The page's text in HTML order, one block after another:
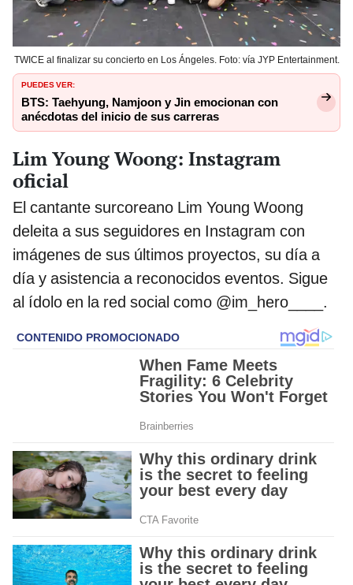
TWICE al finalizar su concierto en Los Ángeles. Foto: vía JYP Entertainment.
PUEDES VER:
BTS: Taehyung, Namjoon y Jin emocionan con
anécdotas del inicio de sus carreras
Lim Young Woong: Instagram
oficial
El cantante surcoreano Lim Young Woong
deleita a sus seguidores en Instagram con
imágenes de sus últimos proyectos, su día a
día y asistencia a reconocidos eventos. Sigue
al ídolo en la red social como @im_hero____.